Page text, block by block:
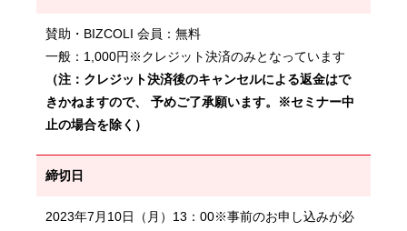
賛助・BIZCOLI 会員：無料
一般：1,000円※クレジット決済のみとなっています
（注：クレジット決済後のキャンセルによる返金はで
きかねますので、 予めご了承願います。※セミナー中
止の場合を除く）
締切日
2023年7月10日（月）13：00※事前のお申し込みが必